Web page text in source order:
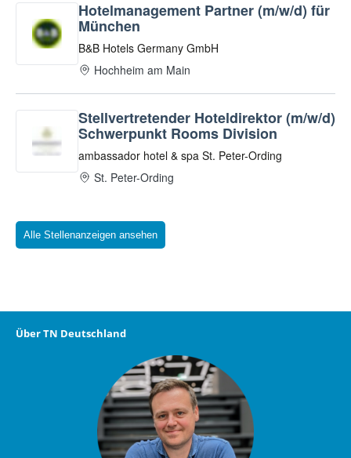
Alle Stellenanzeigen ansehen
Über TN Deutschland